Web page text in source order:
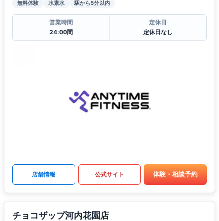
無料体験 水素水 駅から5分以内
営業時間
24:00間
定休日
定休日なし
店舗情報 公式サイト 体験・相談予約
チョコザップ河内花園店